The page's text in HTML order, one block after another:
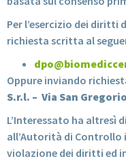
Per l’esercizio dei diritti
richiesta scritta al
Oppure inviando
S.r.l. – Via San
L’Interessato ha altresì
all’Autorità di Controllo
violazione dei diritti ed